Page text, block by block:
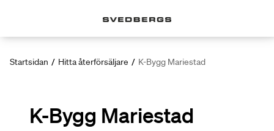
Startsidan / Hitta återförsäljare / K-Bygg Mariestad
K-Bygg Mariestad